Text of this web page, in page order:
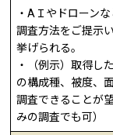
・AＩやドローン
調査方法をご提示
挙げられる。
・（例示）取得し
の構成種、被度、
調査できることが
みの調査でも可）